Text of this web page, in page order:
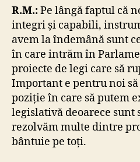
R.M.:Pe lângă faptul că
integri și capabili,
avem la îndemână sunt
în care intrăm în
proiecte de legi care să
Important e pentru noi
poziție în care să putem
legislativă deoarece sunt
rezolvăm multe dintre
bântuie pe toți.